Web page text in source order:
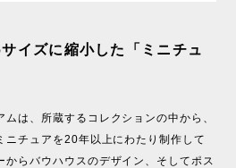
イズに縮小した「ミニチュ
は、所蔵するコレクションの中から、
ニチュアを20年以上にわたり制作して
からバウハウスのデザイン、そしてポス